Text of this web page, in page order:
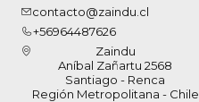
contacto@zaindu.cl
+56964487626
Zaindu
Aníbal Zañartu 2568
Santiago - Renca
Región Metropolitana - Chile